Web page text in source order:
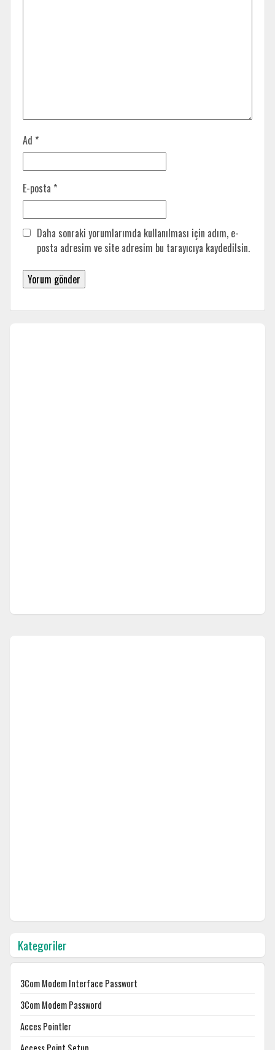
Ad *
E-posta *
Daha sonraki yorumlarımda kullanılması için adım, e-
posta adresim ve site adresim bu tarayıcıya kaydedilsin.
Kategoriler
3Com Modem Interface Passwort
3Com Modem Password
Acces Pointler